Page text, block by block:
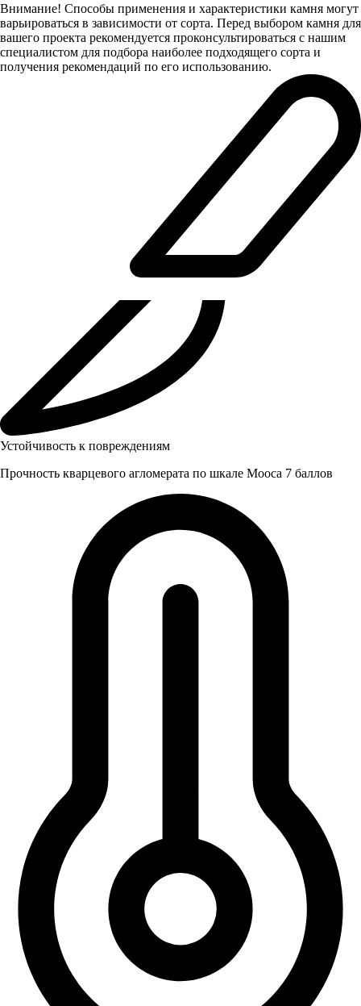
Внимание! Способы применения и характеристики камня могут
варьироваться в зависимости от сорта. Перед выбором камня для
вашего проекта рекомендуется проконсультироваться с нашим
специалистом для подбора наиболее подходящего сорта и
получения рекомендаций по его использованию.
Устойчивость к повреждениям
Прочность кварцевого агломерата по шкале Мооса 7 баллов